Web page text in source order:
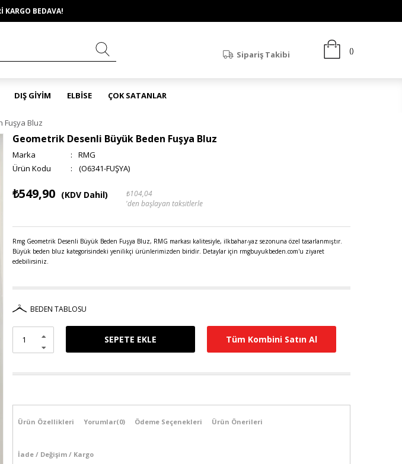
KARGO BEDAVA!
Sipariş Takibi
DIŞ GİYİM ELBİSE ÇOK SATANLAR
Fuşya Bluz
Geometrik Desenli Büyük Beden Fuşya Bluz
Marka :
RMG
(O6341-FUŞYA)
₺549,90 (KDV Dahil)
₺104,04
'den başlayan taksitlerle
Rmg Geometrik Desenli Büyük Beden Fuşya Bluz, RMG markası kalitesiyle, ilkbahar-yaz sezonuna özel tasarlanmıştır.
Büyük beden bluz kategorisindeki yenilikçi ürünlerimizden biridir. Detaylar için rmgbuyukbeden.com'u ziyaret
edebilirsiniz.
BEDEN TABLOSU
Tüm Kombini Satın Al
Ürün Özellikleri Yorumlar(0) Ödeme Seçenekleri Ürün Önerileri
İade / Değişim / Kargo